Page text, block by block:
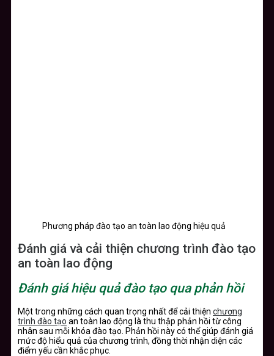
Phương pháp đào tạo an toàn lao động hiệu quả
Đánh giá và cải thiện chương trình đào tạo
an toàn lao động
Đánh giá hiệu quả đào tạo qua phản hồi
Một trong những cách quan trọng nhất để cải thiện chương
trình đào tạo an toàn lao động là thu thập phản hồi từ công
nhân sau mỗi khóa đào tạo. Phản hồi này có thể giúp đánh giá
mức độ hiểu quả của chương trình, đồng thời nhận diện các
điểm yếu cần khắc phục.